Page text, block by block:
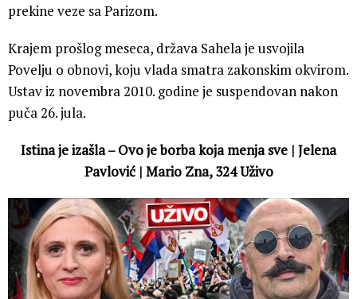
prekine veze sa Parizom.
Krajem prošlog meseca, država Sahela je usvojila
Povelju o obnovi, koju vlada smatra zakonskim okvirom.
Ustav iz novembra 2010. godine je suspendovan nakon
puča 26. jula.
Istina je izašla – Ovo je borba koja menja sve | Jelena
Pavlović | Mario Zna, 324 Uživo